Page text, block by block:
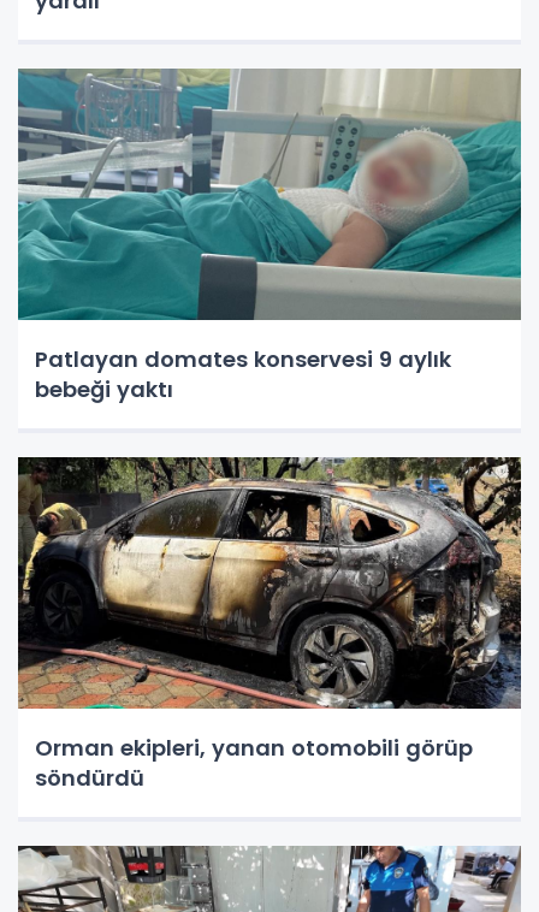
Patlayan domates konservesi 9 aylık
bebeği yaktı
Orman ekipleri, yanan otomobili görüp
söndürdü